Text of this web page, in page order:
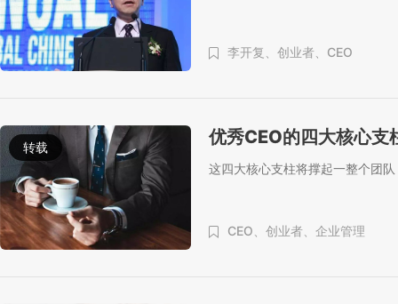
李开复、 创业者、 CEO
转载 优秀CEO的四大核心支
这四大核心支柱将撑起一整个团队
CEO、 创业者、 企业管理